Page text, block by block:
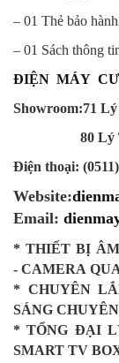
– 01 Thẻ bảo
– 01 Sách thông
ĐIỆN MÁY
Showroom:71
80 Lý Thái
Điện thoại: (0511)
Website:
Email:
* THIẾT BỊ ÂM
- CAMERA
* CHUYÊN
SÁNG
* TỔNG ĐẠI
SMART TV